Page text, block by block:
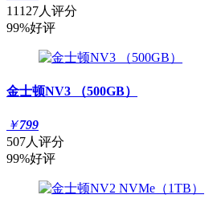
11127人评分
99%好评
金士顿NV3 （500GB）
￥799
507人评分
99%好评